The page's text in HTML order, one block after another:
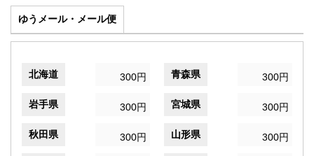
ゆうメール・メール便
北海道 300円 青森県 300円
岩手県 300円 宮城県 300円
秋田県 300円 山形県 300円